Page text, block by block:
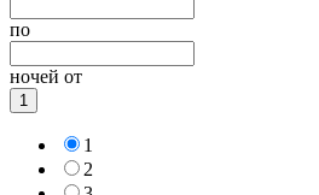
по
ночей от
1
1
2